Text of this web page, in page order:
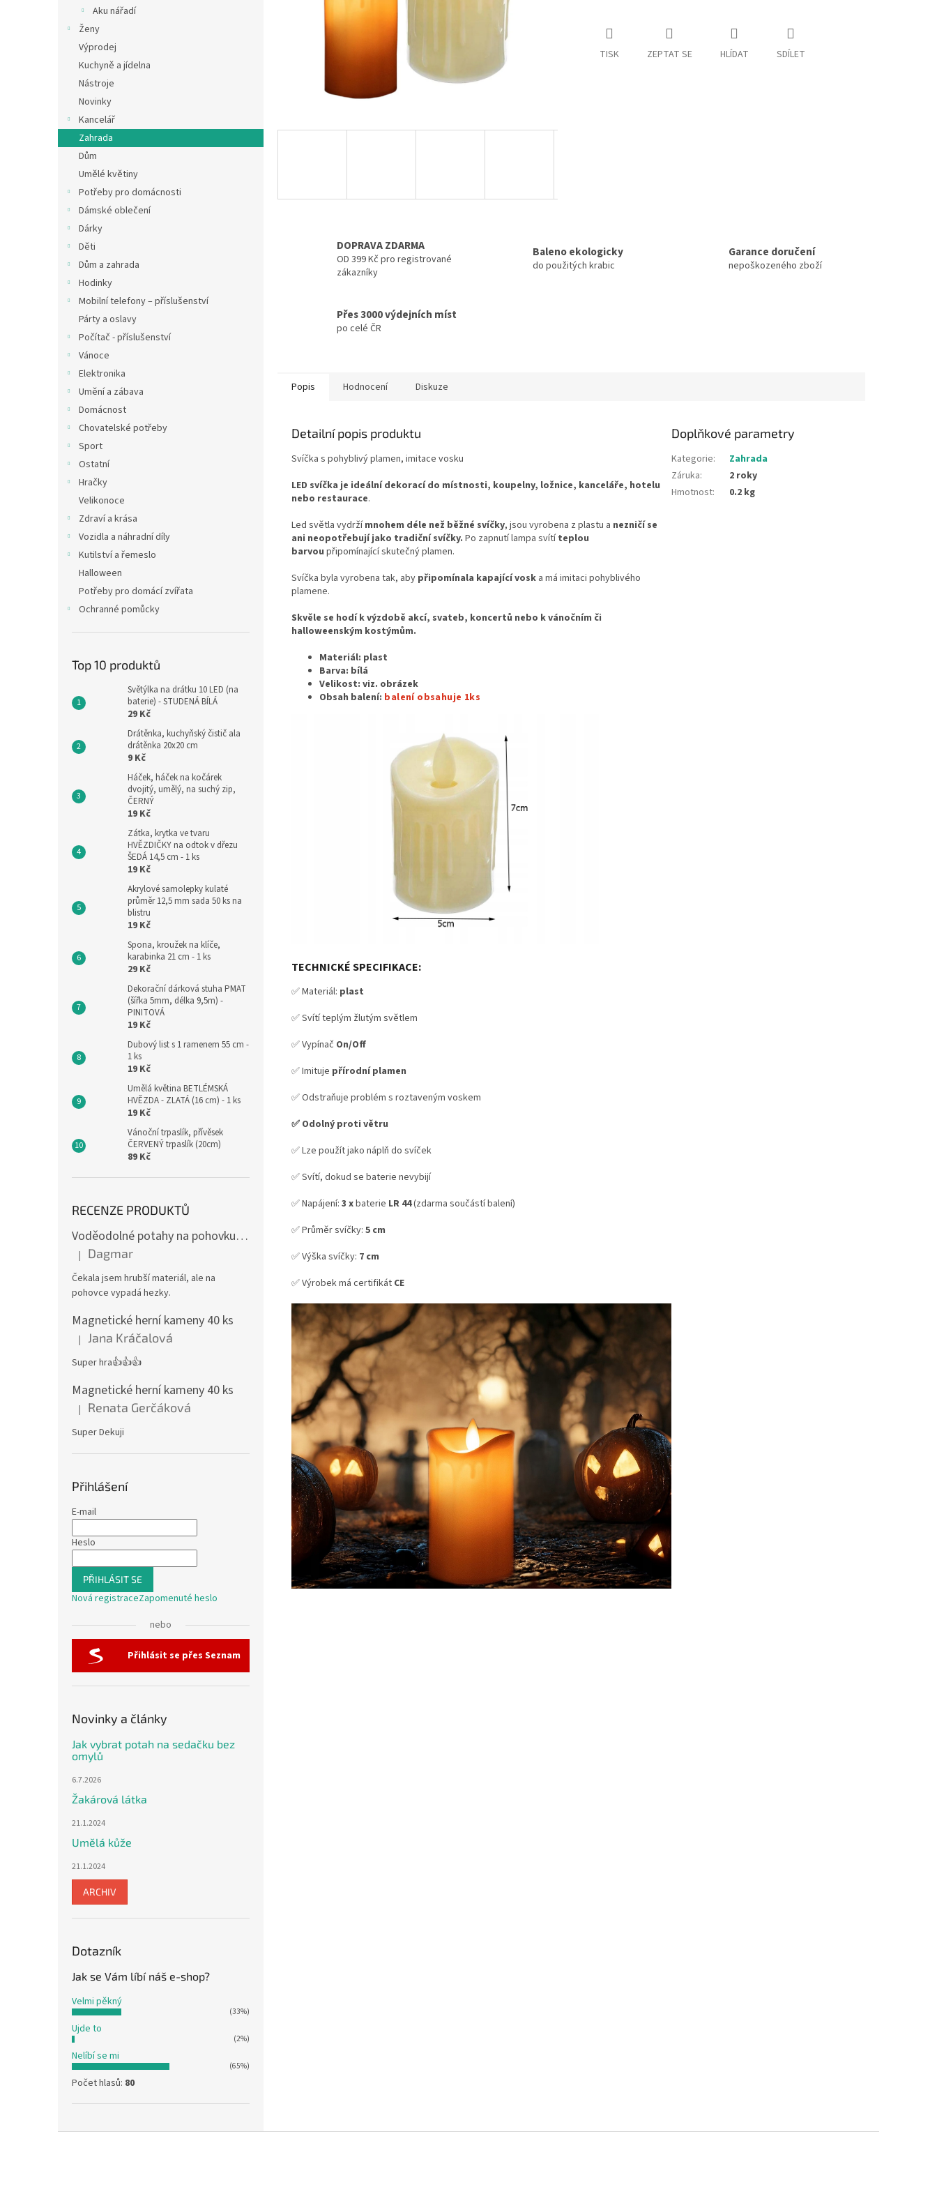
Aku nářadí
Ženy
Výprodej
Kuchyně a jídelna
Nástroje
Novinky
Kancelář
Zahrada
Dům
Umělé květiny
Potřeby pro domácnosti
Dámské oblečení
Dárky
Děti
Dům a zahrada
Hodinky
Mobilní telefony – příslušenství
Párty a oslavy
Počítač - příslušenství
Vánoce
Elektronika
Umění a zábava
Domácnost
Chovatelské potřeby
Sport
Ostatní
Hračky
Velikonoce
Zdraví a krása
Vozidla a náhradní díly
Kutilství a řemeslo
Halloween
Potřeby pro domácí zvířata
Ochranné pomůcky
Top 10 produktů
Světýlka na drátku 10 LED (na
baterie) - STUDENÁ BÍLÁ
29 Kč
Drátěnka, kuchyňský čistič ala
drátěnka 20x20 cm
9 Kč
Háček, háček na kočárek
dvojitý, umělý, na suchý zip,
ČERNÝ
19 Kč
Zátka, krytka ve tvaru
HVĚZDIČKY na odtok v dřezu
ŠEDÁ 14,5 cm - 1 ks
19 Kč
Akrylové samolepky kulaté
průměr 12,5 mm sada 50 ks na
blistru
19 Kč
Spona, kroužek na klíče,
karabinka 21 cm - 1 ks
29 Kč
Dekorační dárková stuha PMAT
(šířka 5mm, délka 9,5m) -
PINITOVÁ
19 Kč
Dubový list s 1 ramenem 55 cm -
1 ks
19 Kč
Umělá květina BETLÉMSKÁ
HVĚZDA - ZLATÁ (16 cm) - 1 ks
19 Kč
Vánoční trpaslík, přívěsek
ČERVENÝ trpaslík (20cm)
89 Kč
RECENZE PRODUKTŮ
Voděodolné potahy na pohovku se vzorem
Hodnocení produktu je 4 z 5 hvězdiček.
| Dagmar
Čekala jsem hrubší materiál, ale na
pohovce vypadá hezky.
Magnetické herní kameny 40 ks
Hodnocení produktu je 5 z 5 hvězdiček.
| Jana Kráčalová
Super hra👍👍👍
Magnetické herní kameny 40 ks
Hodnocení produktu je 5 z 5 hvězdiček.
| Renata Gerčáková
Super Dekuji
Přihlášení
E-mail
Heslo
PŘIHLÁSIT SE
Nová registraceZapomenuté heslo
nebo
Přihlásit se přes Seznam
Novinky a články
Jak vybrat potah na sedačku bez
omylů
6.7.2026
Žakárová látka
21.1.2024
Umělá kůže
21.1.2024
ARCHIV
Dotazník
Jak se Vám líbí náš e-shop?
Velmi pěkný
(33%)
Ujde to
(2%)
Nelíbí se mi
(65%)
Počet hlasů: 80
TISK ZEPTAT SE HLÍDAT SDÍLET
DOPRAVA ZDARMA
OD 399 Kč pro registrované
zákazníky
Baleno ekologicky
do použitých krabic
Garance doručení
nepoškozeného zboží
Přes 3000 výdejních míst
po celé ČR
Popis Hodnocení Diskuze
Detailní popis produktu
Svíčka s pohyblivý plamen, imitace vosku
LED svíčka je ideální dekorací do místnosti, koupelny, ložnice, kanceláře, hotelu
nebo restaurace.
Led světla vydržímnohem déle než běžné svíčky, jsou vyrobena z plastu a nezničí se
ani neopotřebují jako tradiční svíčky. Po zapnutí lampa svítíteplou
barvou připomínající skutečný plamen.
Svíčka byla vyrobena tak, aby připomínala kapající vosk a má imitaci pohyblivého
plamene.
Skvěle se hodí k výzdobě akcí, svateb, koncertů nebo k vánočním či
halloweenským kostýmům.
Materiál: plast
Barva: bílá
Velikost: viz. obrázek
Obsah balení: balení obsahuje 1ks
TECHNICKÉ SPECIFIKACE:
✅ Materiál: plast
✅ Svítí teplým žlutým světlem
✅ Vypínač On/Off
✅ Imituje přírodní plamen
✅ Odstraňuje problém s roztaveným voskem
✅ Odolný proti větru
✅ Lze použít jako náplň do svíček
✅ Svítí, dokud se baterie nevybijí
✅ Napájení: 3 xbaterie LR 44(zdarma součástí balení)
✅ Průměr svíčky: 5 cm
✅ Výška svíčky: 7 cm
✅ Výrobek má certifikát CE
Doplňkové parametry
Kategorie:
Zahrada
Záruka:
2 roky
Hmotnost: 0.2 kg